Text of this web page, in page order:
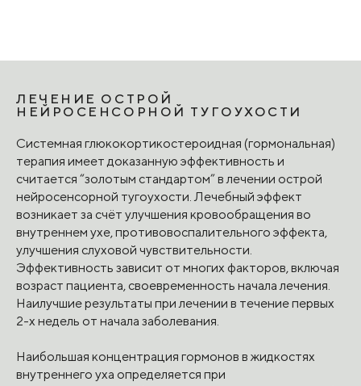
ЛЕЧЕНИЕ ОСТРОЙ
НЕЙРОСЕНСОРНОЙ ТУГОУХОСТИ
Системная глюкокортикостероидная (гормональная)
терапия имеет доказанную эффективность и
считается “золотым стандартом” в лечении острой
нейросенсорной тугоухости. Лечебный эффект
возникает за счёт улучшения кровообращения во
внутреннем ухе, противовоспалительного эффекта,
улучшения слуховой чувствительности.
Эффективность зависит от многих факторов, включая
возраст пациента, своевременность начала лечения.
Наилучшие результаты при лечении в течение первых
2-х недель от начала заболевания.
Наибольшая концентрация гормонов в жидкостях
внутреннего уха определяется при